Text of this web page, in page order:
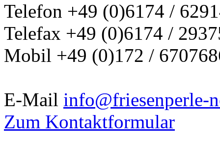
Telefon +49 (0)6174 /
Telefax +49 (0)6174 /
Mobil +49 (0)172 /
E-Mail info@friesenperle-
Zum Kontaktformular